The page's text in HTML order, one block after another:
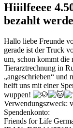
Hiiilfeeee
bezahlt
Hallo liebe Freunde
gerade ist der Truck
um, schon kommt
Tierarztrechnung in
„angeschrieben“ und
helft uns mit einer
wuppen!
Verwendungszweck:
Spendenkonto:
Friends for Life